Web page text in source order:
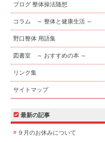
ブログ 整体操法随想
コラム ～ 整体と健康生活 ～
野口整体 用語集
図書室 ～ おすすめの本 ～
リンク集
サイトマップ
最新の記事
９月のお休みについて